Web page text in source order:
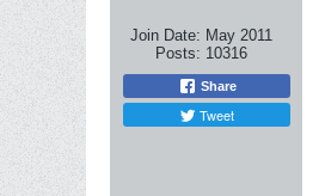
Join Date: May 2011
Posts: 10316
Share
Tweet